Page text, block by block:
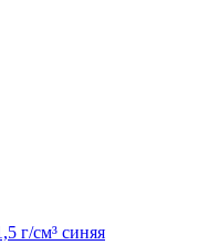
г/см³ синяя